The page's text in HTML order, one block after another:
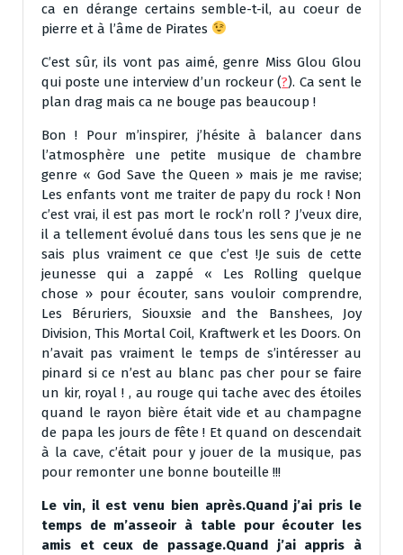
ca en dérange certains semble-t-il, au coeur de
pierre et à l’âme de Pirates
C’est sûr, ils vont pas aimé, genre Miss Glou Glou
qui poste une interview d’un rockeur (?). Ca sent le
plan drag mais ca ne bouge pas beaucoup !
Bon ! Pour m’inspirer, j’hésite à balancer dans
l’atmosphère une petite musique de chambre
genre « God Save the Queen » mais je me ravise;
Les enfants vont me traiter de papy du rock ! Non
c’est vrai, il est pas mort le rock’n roll ? J’veux dire,
il a tellement évolué dans tous les sens que je ne
sais plus vraiment ce que c’est !Je suis de cette
jeunesse qui a zappé « Les Rolling quelque
chose » pour écouter, sans vouloir comprendre,
Les Béruriers, Siouxsie and the Banshees, Joy
Division, This Mortal Coil, Kraftwerk et les Doors. On
n’avait pas vraiment le temps de s’intéresser au
pinard si ce n’est au blanc pas cher pour se faire
un kir, royal ! , au rouge qui tache avec des étoiles
quand le rayon bière était vide et au champagne
de papa les jours de fête ! Et quand on descendait
à la cave, c’était pour y jouer de la musique, pas
pour remonter une bonne bouteille !!!
Le vin, il est venu bien après.Quand j’ai pris le
temps de m’asseoir à table pour écouter les
amis et ceux de passage.Quand j’ai appris à